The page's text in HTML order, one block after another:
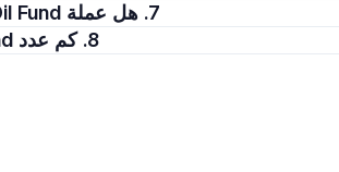
7. هل عملة Federal Oil Fund تمثل استثمارًا جيدًا؟
8. كم عدد Federal Oil Fund المتوفر حاليًا؟